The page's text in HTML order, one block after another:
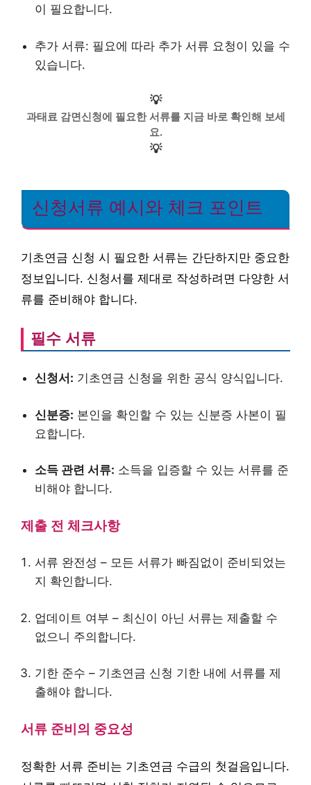
이 필요합니다.
추가 서류: 필요에 따라 추가 서류 요청이 있을 수
있습니다.
💡
과태료 감면신청에 필요한 서류를 지금 바로 확인해 보세
요.
💡
신청서류 예시와 체크 포인트
기초연금 신청 시 필요한 서류는 간단하지만 중요한
정보입니다. 신청서를 제대로 작성하려면 다양한 서
류를 준비해야 합니다.
필수 서류
신청서: 기초연금 신청을 위한 공식 양식입니다.
신분증: 본인을 확인할 수 있는 신분증 사본이 필
요합니다.
소득 관련 서류: 소득을 입증할 수 있는 서류를 준
비해야 합니다.
제출 전 체크사항
서류 완전성 – 모든 서류가 빠짐없이 준비되었는
지 확인합니다.
업데이트 여부 – 최신이 아닌 서류는 제출할 수
없으니 주의합니다.
기한 준수 – 기초연금 신청 기한 내에 서류를 제
출해야 합니다.
서류 준비의 중요성
정확한 서류 준비는 기초연금 수급의 첫걸음입니다.